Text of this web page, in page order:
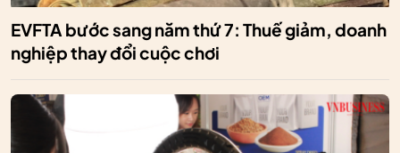
EVFTA bước sang năm thứ 7: Thuế giảm, doanh
nghiệp thay đổi cuộc chơi